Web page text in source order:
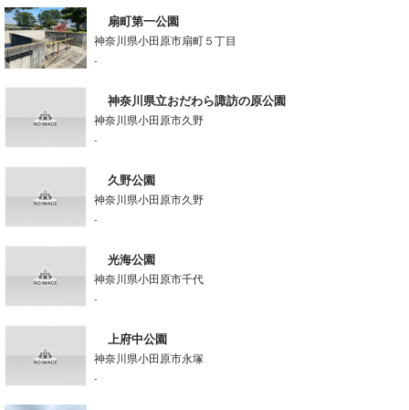
扇町第一公園
神奈川県小田原市扇町５丁目
-
神奈川県立おだわら諏訪の原公園
神奈川県小田原市久野
-
久野公園
神奈川県小田原市久野
-
光海公園
神奈川県小田原市千代
-
上府中公園
神奈川県小田原市永塚
-